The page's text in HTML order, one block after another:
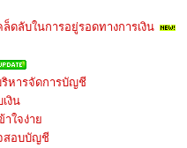
ดลับในการอยู่รอดทางการเงิน
ริหารจัดการบัญชี
งิน
ใจง่าย
สอบบัญชี